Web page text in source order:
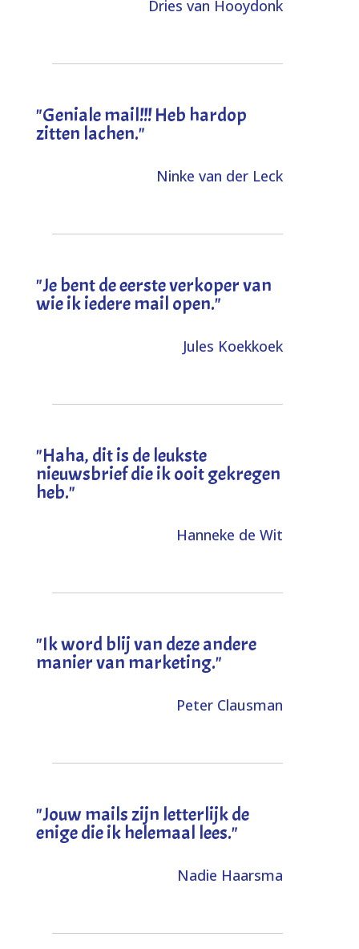
Dries van Hooydonk
"Geniale mail!!! Heb hardop
zitten lachen."
Ninke van der Leck
"Je bent de eerste verkoper van
wie ik iedere mail open."
Jules Koekkoek
"Haha, dit is de leukste
nieuwsbrief die ik ooit gekregen
heb."
Hanneke de Wit
"Ik word blij van deze andere
manier van marketing."
Peter Clausman
"Jouw mails zijn letterlijk de
enige die ik helemaal lees."
Nadie Haarsma